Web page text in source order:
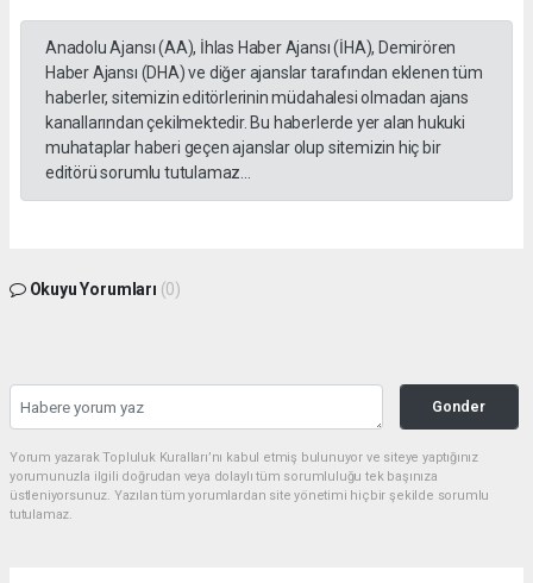
Anadolu Ajansı (AA), İhlas Haber Ajansı (İHA), Demirören
Haber Ajansı (DHA) ve diğer ajanslar tarafından eklenen tüm
haberler, sitemizin editörlerinin müdahalesi olmadan ajans
kanallarından çekilmektedir. Bu haberlerde yer alan hukuki
muhataplar haberi geçen ajanslar olup sitemizin hiç bir
editörü sorumlu tutulamaz...
Okuyu Yorumları (0)
Gonder
Yorum yazarak Topluluk Kuralları’nı kabul etmiş bulunuyor ve siteye yaptığınız
yorumunuzla ilgili doğrudan veya dolaylı tüm sorumluluğu tek başınıza
üstleniyorsunuz. Yazılan tüm yorumlardan site yönetimi hiçbir şekilde sorumlu
tutulamaz.